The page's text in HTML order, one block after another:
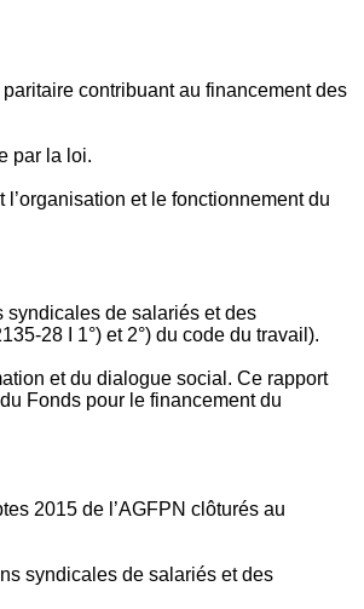
contribuant au financement des
par la loi.
et le fonctionnement du
syndicales de salariés et des
I 1°) et 2°) du code du travail).
et du dialogue social. Ce rapport
Fonds pour le financement du
2015 de l’AGFPN clôturés au
syndicales de salariés et des